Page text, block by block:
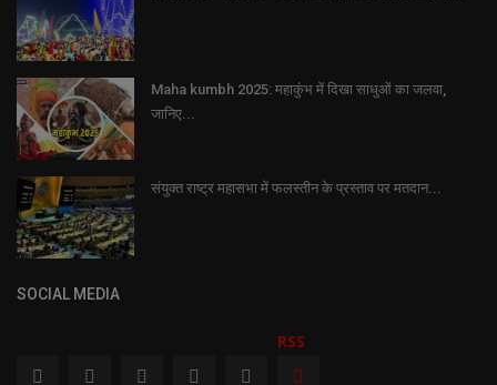
Maha kumbh 2025: महाकुंभ में दिखा साधुओं का जलवा,
जानिए...
संयुक्त राष्ट्र महासभा में फलस्तीन के प्रस्ताव पर मतदान...
SOCIAL MEDIA
RSS